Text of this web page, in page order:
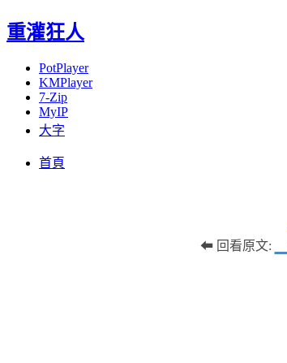
重灌狂人
PotPlayer
KMPlayer
7-Zip
MyIP
大字
首頁
⬅ 回看原文: